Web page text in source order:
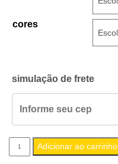
cores
simulação de frete
camiseta
feminina
Adicionar ao carrinho